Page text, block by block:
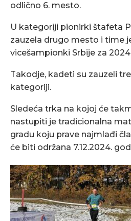
odlično 6. mesto.
U kategoriji pionirki štafeta
zauzela drugo mesto i time
vicešampionki Srbije za
Takodje, kadeti su zauzeli
kategoriji.
Sledeća trka na kojoj će
nastupiti je tradicionalna
gradu koju prave najmlađi
će biti održana 7.12.2024.